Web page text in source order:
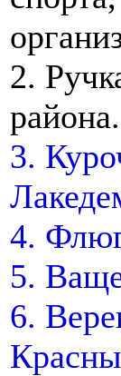
2.
района.
3.
4.
5.
6.